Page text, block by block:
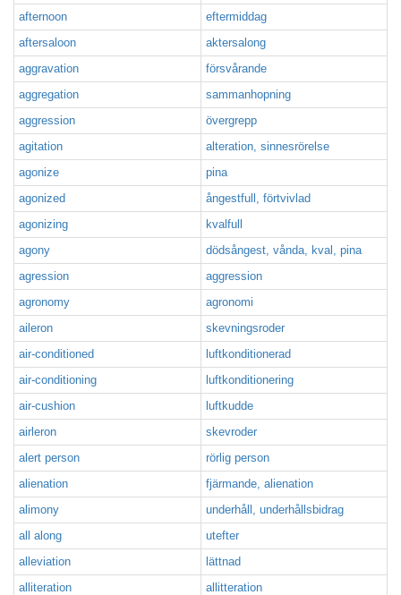
afternoon
eftermiddag
aftersaloon
aktersalong
aggravation
försvårande
aggregation
sammanhopning
aggression
övergrepp
agitation
alteration, sinnesrörelse
agonize
pina
agonized
ångestfull, förtvivlad
agonizing
kvalfull
agony
dödsångest, vånda, kval, pina
agression
aggression
agronomy
agronomi
aileron
skevningsroder
air-conditioned
luftkonditionerad
air-conditioning
luftkonditionering
air-cushion
luftkudde
airleron
skevroder
alert person
rörlig person
alienation
fjärmande, alienation
alimony
underhåll, underhållsbidrag
all along
utefter
alleviation
lättnad
alliteration
allitteration